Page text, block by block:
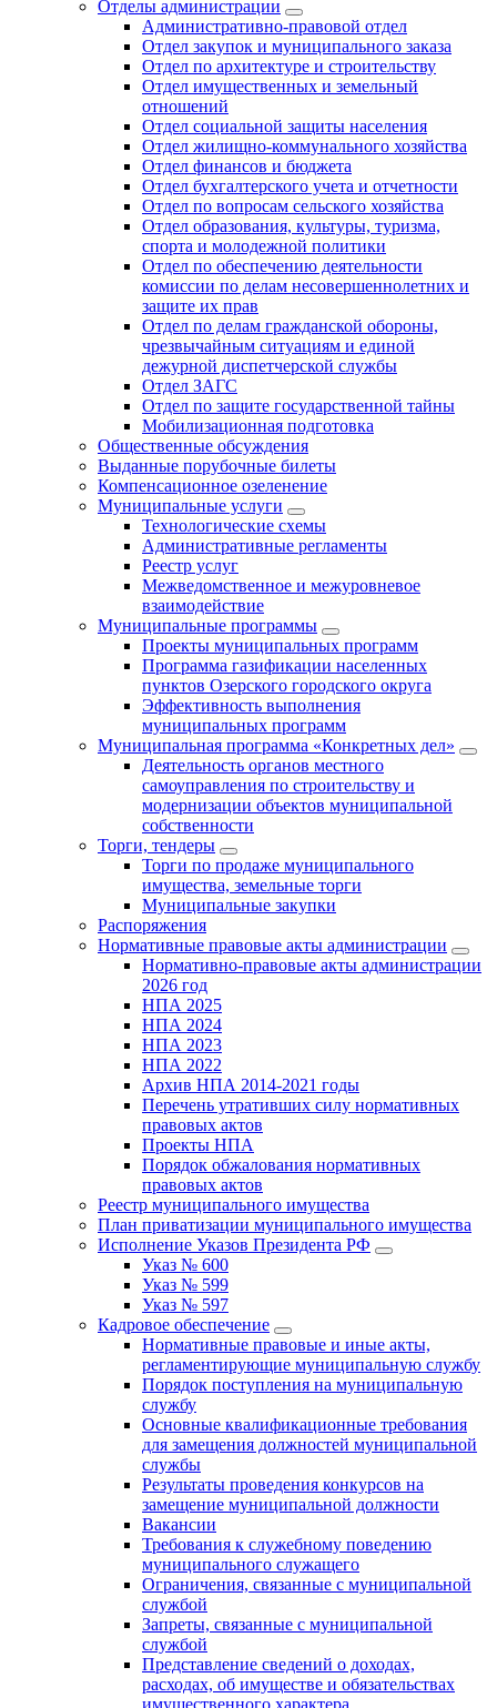
Отделы администрации
Административно-правовой отдел
Отдел закупок и муниципального заказа
Отдел по архитектуре и строительству
Отдел имущественных и земельный
отношений
Отдел социальной защиты населения
Отдел жилищно-коммунального хозяйства
Отдел финансов и бюджета
Отдел бухгалтерского учета и отчетности
Отдел по вопросам сельского хозяйства
Отдел образования, культуры, туризма,
спорта и молодежной политики
Отдел по обеспечению деятельности
комиссии по делам несовершеннолетних и
защите их прав
Отдел по делам гражданской обороны,
чрезвычайным ситуациям и единой
дежурной диспетчерской службы
Отдел ЗАГС
Отдел по защите государственной тайны
Мобилизационная подготовка
Общественные обсуждения
Выданные порубочные билеты
Компенсационное озеленение
Муниципальные услуги
Технологические схемы
Административные регламенты
Реестр услуг
Межведомственное и межуровневое
взаимодействие
Муниципальные программы
Проекты муниципальных программ
Программа газификации населенных
пунктов Озерского городского округа
Эффективность выполнения
муниципальных программ
Муниципальная программа «Конкретных дел»
Деятельность органов местного
самоуправления по строительству и
модернизации объектов муниципальной
собственности
Торги, тендеры
Торги по продаже муниципального
имущества, земельные торги
Муниципальные закупки
Распоряжения
Нормативные правовые акты администрации
Нормативно-правовые акты администрации
2026 год
НПА 2025
НПА 2024
НПА 2023
НПА 2022
Архив НПА 2014-2021 годы
Перечень утративших силу нормативных
правовых актов
Проекты НПА
Порядок обжалования нормативных
правовых актов
Реестр муниципального имущества
План приватизации муниципального имущества
Исполнение Указов Президента РФ
Указ № 600
Указ № 599
Указ № 597
Кадровое обеспечение
Нормативные правовые и иные акты,
регламентирующие муниципальную службу
Порядок поступления на муниципальную
службу
Основные квалификационные требования
для замещения должностей муниципальной
службы
Результаты проведения конкурсов на
замещение муниципальной должности
Вакансии
Требования к служебному поведению
муниципального служащего
Ограничения, связанные с муниципальной
службой
Запреты, связанные с муниципальной
службой
Представление сведений о доходах,
расходах, об имуществе и обязательствах